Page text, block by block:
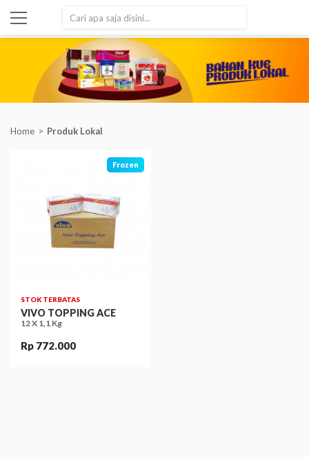
Home Produk Lokal
Frozen
STOK TERBATAS
VIVO TOPPING ACE
12 X 1,1 Kg
Rp 772.000